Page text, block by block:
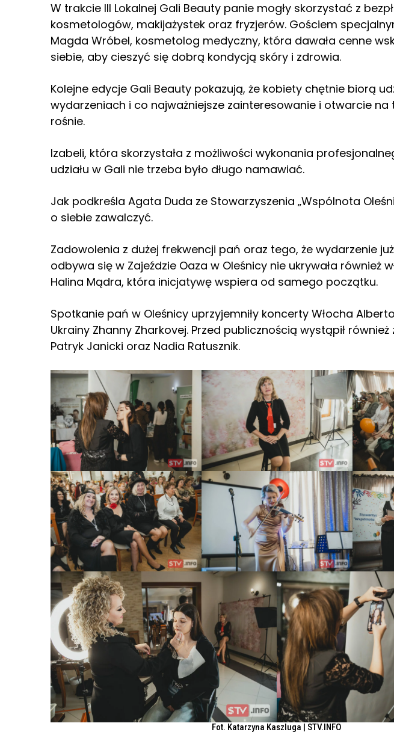
W trakcie III Lokalnej Gali Beauty panie mogły skorzystać z
kosmetologów, makijażystek oraz fryzjerów. Gościem
Magda Wróbel, kosmetolog medyczny, która dawała cenne
siebie, aby cieszyć się dobrą kondycją skóry i zdrowia.
Kolejne edycje Gali Beauty pokazują, że kobiety chętnie biorą
wydarzeniach i co najważniejsze zainteresowanie i otwarcie na
rośnie.
Izabeli, która skorzystała z możliwości wykonania
udziału w Gali nie trzeba było długo namawiać.
Jak podkreśla Agata Duda ze Stowarzyszenia „Wspólnota
o siebie zawalczyć.
Zadowolenia z dużej frekwencji pań oraz tego, że wydarzenie
odbywa się w Zajeździe Oaza w Oleśnicy nie ukrywała również
Halina Mądra, która inicjatywę wspiera od samego początku.
Spotkanie pań w Oleśnicy uprzyjemniły koncerty Włocha
Ukrainy Zhanny Zharkovej. Przed publicznością wystąpił również
Patryk Janicki oraz Nadia Ratusznik.
Fot. Katarzyna Kaszluga | STV.INFO